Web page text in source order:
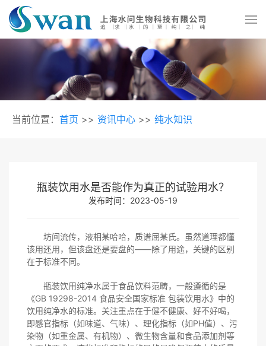
当前位置： 首页 >> 资讯中心 >> 纯水知识
瓶装饮用水是否能作为真正的试验用水？
发布时间：2023-05-19
坊间流传，液相某哈哈，质谱屈某氏。虽然道理都懂
该用还用，但该盘还是要盘的——除了用途，关键的区别
在于标准不同。
瓶装饮用纯净水属于食品饮料范畴，一般遵循的是
《GB 19298-2014 食品安全国家标准 包装饮用水》中的
饮用纯净水的标准。关注重点在于健不健康、好不好喝，
即感官指标（如味道、气味）、理化指标（如PH值）、污
染物（如重金属、有机物）、微生物含量和食品添加剂等